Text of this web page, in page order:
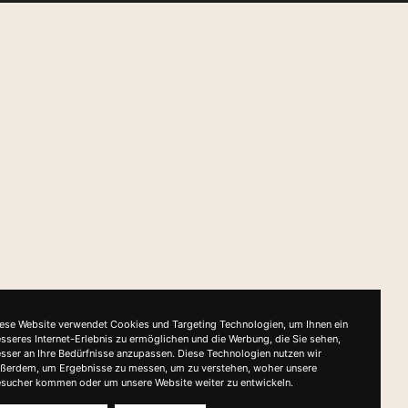
Website verwendet Cookies und Targeting Technologien, um Ihnen ein
Internet-Erlebnis zu ermöglichen und die Werbung, die Sie sehen,
an Ihre Bedürfnisse anzupassen. Diese Technologien nutzen wir
um Ergebnisse zu messen, um zu verstehen, woher unsere
kommen oder um unsere Website weiter zu entwickeln.